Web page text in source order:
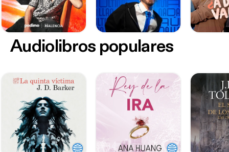
Audiolibros populares